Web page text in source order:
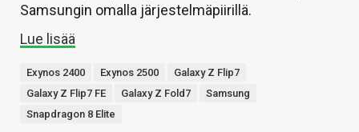
Samsungin omalla järjestelmäpiirillä.
Lue lisää
Exynos 2400 Exynos 2500
Galaxy Z Flip7
Galaxy Z Flip7 FE
Galaxy Z Fold7
Samsung
Snapdragon 8 Elite